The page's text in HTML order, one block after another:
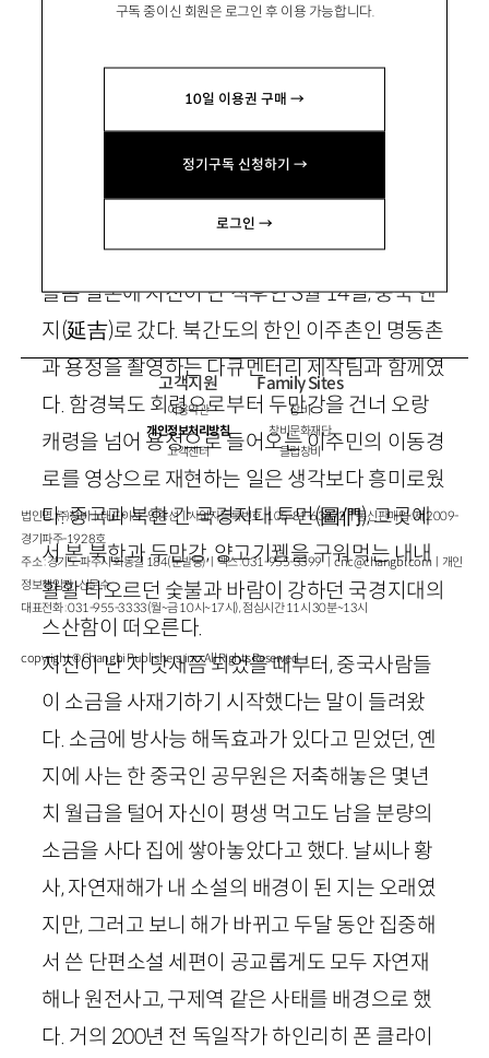
구독 중이신 회원은 로그인 후 이용 가능합니다.
10일 이용권 구매 →
정기구독 신청하기 →
로그인 →
울신문 신춘문예로 등단. 소설
집 『흔들리다』 『날마다 축제』 『빨강 속의 검정에
올봄 일본에 지진이 난 직후인3월14일, 중국 옌
지(延吉)로 갔다. 북간도의 한인 이주촌인 명동촌
과 용정을 촬영하는 다큐멘터리 제작팀과 함께였
다. 함경북도 회령으로부터 두만강을 건너 오랑
캐령을 넘어 용정으로 들어오는 이주민의 이동경
로를 영상으로 재현하는 일은 생각보다 흥미로웠
다. 중국과 북한 간 국경지대 투먼(圖們), 그곳에
서 본 북한과 두만강, 양고기뀀을 구워먹는 내내
활활 타오르던 숯불과 바람이 강하던 국경지대의
스산함이 떠오른다.
지진이 난 지 닷새쯤 되었을 때부터, 중국사람들
이 소금을 사재기하기 시작했다는 말이 들려왔
다. 소금에 방사능 해독효과가 있다고 믿었던, 옌
지에 사는 한 중국인 공무원은 저축해놓은 몇년
치 월급을 털어 자신이 평생 먹고도 남을 분량의
소금을 사다 집에 쌓아놓았다고 했다. 날씨나 황
사, 자연재해가 내 소설의 배경이 된 지는 오래였
지만, 그러고 보니 해가 바뀌고 두달 동안 집중해
서 쓴 단편소설 세편이 공교롭게도 모두 자연재
해나 원전사고, 구제역 같은 사태를 배경으로 했
다. 거의 200년 전 독일작가 하인리히 폰 클라이
고객지원
이용약관
개인정보처리방침
고객센터
Family Sites
창비
창비문화재단
클럽창비
법인명 : ㈜창비ㅣ대표이사 : 염종선ㅣ사업자등록번호 : 105-81-63672ㅣ통신판매업 : 제 2009-
경기파주-1928호
주소 : 경기도 파주시 회동길 184(문발동)ㅣ팩스 : 031-955-3399 ㅣcnc@changbi.com ㅣ개인
정보책임자 : 신문수
대표전화 : 031-955-3333(월~금 10시~17시), 점심시간 11시 30분~13시
copyright © Changbi Publishers, inc. All Rights Reserved.